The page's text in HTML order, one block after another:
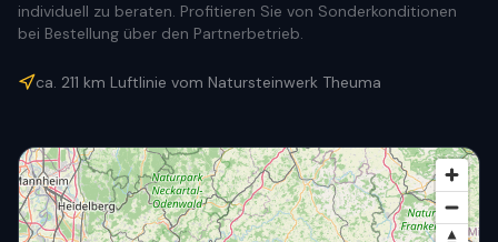
individuell zu beraten. Profitieren Sie von Sonderkonditionen
bei Bestellung über den Partnerbetrieb.
ca. 211 km Luftlinie vom Natursteinwerk Theuma